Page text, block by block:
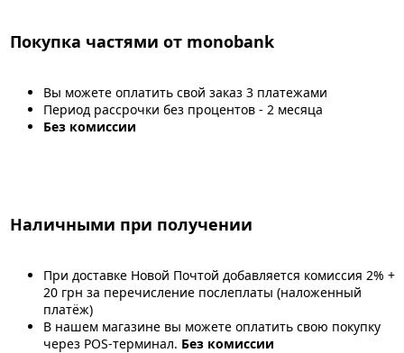
Покупка частями от monobank
Вы можете оплатить свой заказ 3 платежами
Период рассрочки без процентов - 2 месяца
Без комиссии
Наличными при получении
При доставке Новой Почтой добавляется комиссия 2% +
20 грн за перечисление послеплаты (наложенный
платёж)
В нашем магазине вы можете оплатить свою покупку
через POS-терминал. Без комиссии